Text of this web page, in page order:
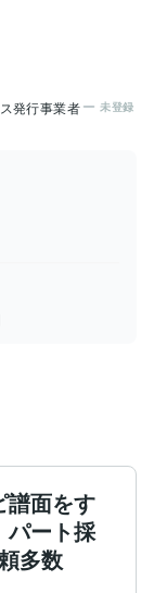
発行事業者 未登録
譜面をす
パート採
多数